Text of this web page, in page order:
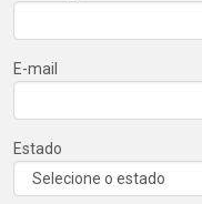
E-mail
Estado